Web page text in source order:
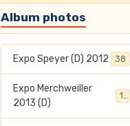
Album photos
Expo Speyer (D) 2012 38
Expo Merchweiller
2013 (D)
17